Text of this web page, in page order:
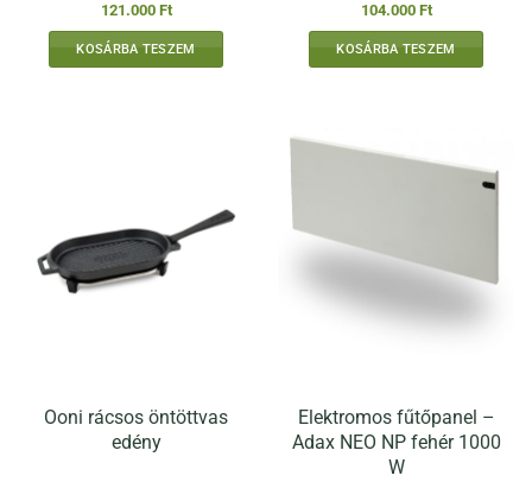
121.000 Ft
KOSÁRBA TESZEM
104.000 Ft
KOSÁRBA TESZEM
Ooni rácsos öntöttvas
edény
Elektromos fűtőpanel –
Adax NEO NP fehér 1000
W